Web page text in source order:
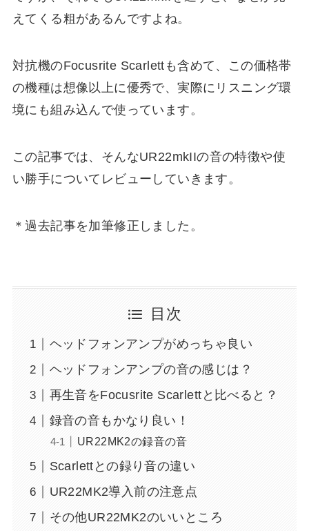
えてくる粗があるんですよね。
対抗機のFocusrite Scarlettも含めて、この価格帯
の機種は想像以上に優秀で、実際にリスニング環
境にも組み込んで使っています。
この記事では、そんなUR22mkIIの音の特徴や使
い勝手についてレビューしていきます。
＊過去記事を加筆修正しました。
目次
ヘッドフォンアンプがめっちゃ良い
ヘッドフォンアンプの音の感じは？
再生音をFocusrite Scarlettと比べると？
録音の音もかなり良い！
UR22MK2の録音の音
Scarlettとの録り音の違い
UR22MK2導入前の注意点
その他UR22MK2のいいところ